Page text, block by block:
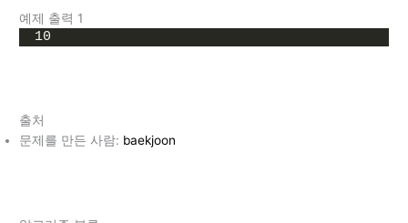
예제 출력 1
10
출처
문제를 만든 사람: baekjoon